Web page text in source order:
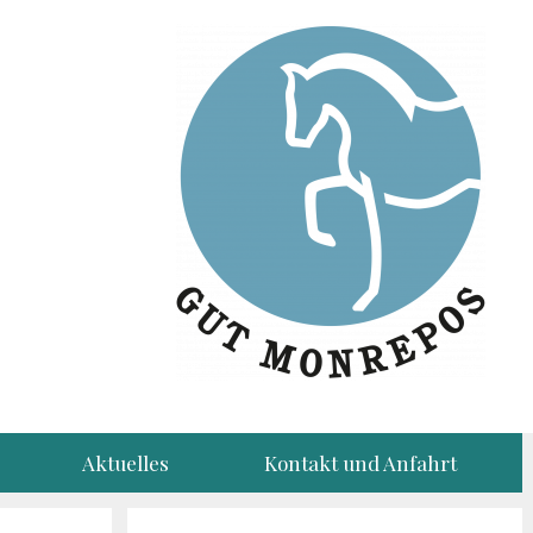
Aktuelles Kontakt und Anfahrt